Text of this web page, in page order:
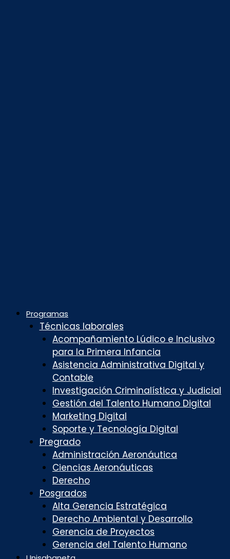
Programas
Técnicas laborales
Acompañamiento Lúdico e Inclusivo
para la Primera Infancia
Asistencia Administrativa Digital y
Contable
Investigación Criminalística y Judicial
Gestión del Talento Humano Digital
Marketing Digital
Soporte y Tecnología Digital
Pregrado
Administración Aeronáutica
Ciencias Aeronáuticas
Derecho
Posgrados
Alta Gerencia Estratégica
Derecho Ambiental y Desarrollo
Gerencia de Proyectos
Gerencia del Talento Humano